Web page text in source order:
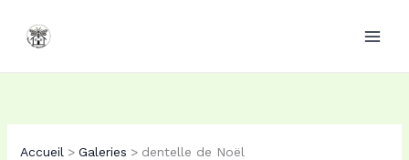
contenu
Accueil Galeries dentelle de Noël